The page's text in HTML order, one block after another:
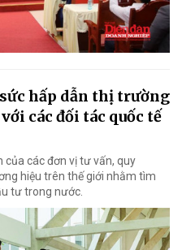
hấp dẫn thị trường
các đối tác quốc tế
của các đơn vị tư vấn, quy
hiệu trên thế giới nhằm tìm
tư trong nước.